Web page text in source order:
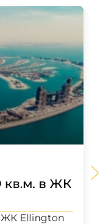
кв.м. в ЖК
ЖК Ellington